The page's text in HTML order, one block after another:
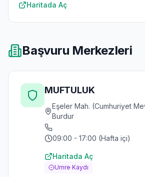
Haritada Aç
Başvuru Merkezleri
MUFTULUK
Eşeler Mah. (Cumhuriyet
Burdur
09:00 - 17:00 (Hafta içi)
Haritada Aç
Umre Kaydı